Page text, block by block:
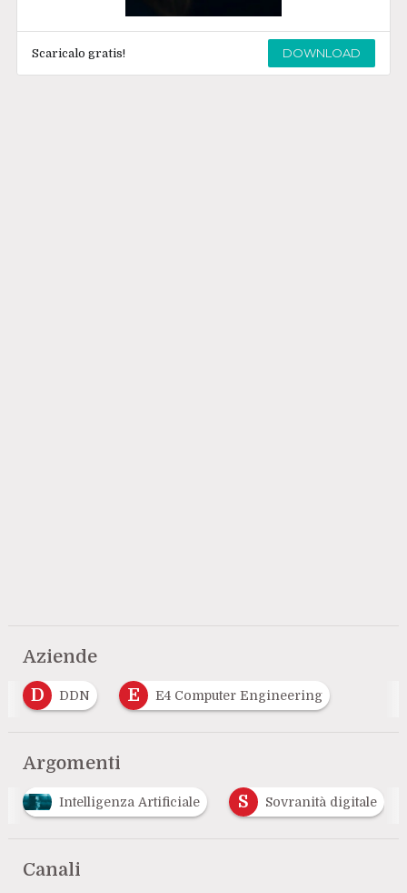
Scaricalo gratis! DOWNLOAD
Aziende
D
DDN E E4 Computer Engineering
Argomenti
Intelligenza Artificiale S Sovranità digitale
Canali